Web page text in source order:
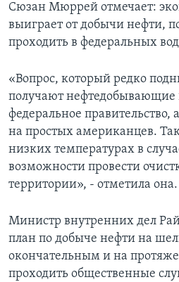
Сюзан Мюррей отмечает:
выиграет от добычи нефти,
проходить в федеральных
«Вопрос, который редко
получают
федеральное правительство,
на простых американцев.
низких температурах в
возможности провести
территории», - отметила она.
Министр внутренних дел
план по добыче нефти на
окончательным и на
проходить общественные